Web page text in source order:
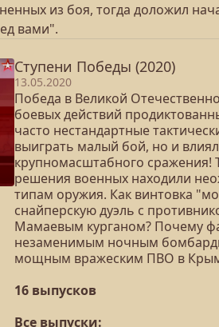
из боя, тогда доложил
вами".
Ступени Победы (2020)
13.05.2020
Победа в Великой
боевых действий
часто нестандартные
выиграть малый бой, но и
крупномасштабного
решения военных находили
типам оружия. Как винтовка
снайперскую дуэль с
Мамаевым курганом? Почему
незаменимым ночным
мощным вражеским ПВО в
16 выпусков
Все выпуски: